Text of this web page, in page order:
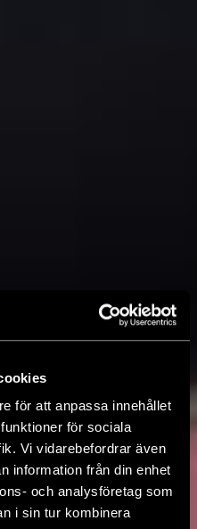
för att anpassa innehållet
för sociala
Vi vidarebefordrar även
information från din enhet
och analysföretag som
i sin tur kombinera